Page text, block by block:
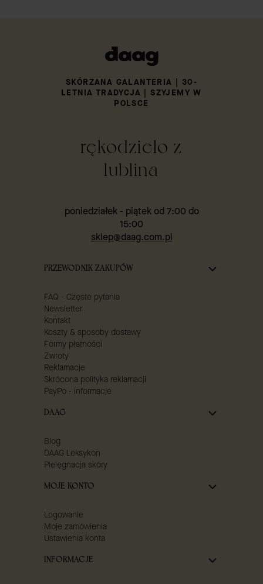
SKÓRZANA GALANTERIA | 30-
LETNIA TRADYCJA | SZYJEMY W
POLSCE
rękodzieło z
lublina
poniedziałek - piątek od 7:00 do
15:00
sklep@daag.com.pl
Linki w stopce
PRZEWODNIK ZAKUPÓW
FAQ - Częste pytania
Newsletter
Kontakt
Koszty & sposoby dostawy
Formy płatności
Zwroty
Reklamacje
Skrócona polityka reklamacji
PayPo - informacje
DAAG
Blog
DAAG Leksykon
Pielęgnacja skóry
MOJE KONTO
Logowanie
Moje zamówienia
Ustawienia konta
INFORMACJE